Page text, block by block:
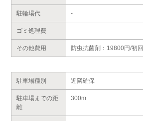
駐輪場代 -
ゴミ処理費 -
その他費用 防虫抗菌剤：19800円/初回
駐車場種別 近隣確保
駐車場までの距
離
300m